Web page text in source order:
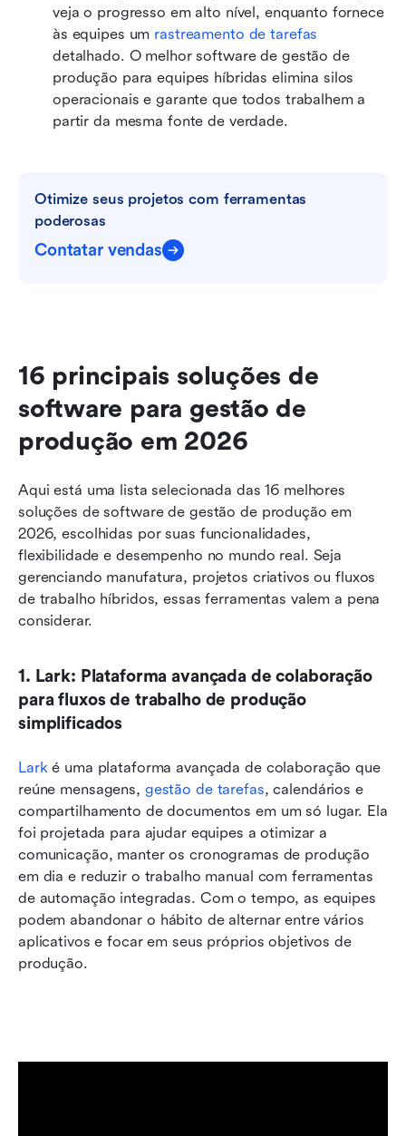
veja o progresso em alto nível, enquanto fornece
às equipes um rastreamento de tarefas
detalhado. O melhor software de gestão de
produção para equipes híbridas elimina silos
operacionais e garante que todos trabalhem a
partir da mesma fonte de verdade.
Otimize seus projetos com ferramentas
poderosas
Contatar vendas
16 principais soluções de
software para gestão de
produção em 2026
Aqui está uma lista selecionada das 16 melhores
soluções de software de gestão de produção em
2026, escolhidas por suas funcionalidades,
flexibilidade e desempenho no mundo real. Seja
gerenciando manufatura, projetos criativos ou fluxos
de trabalho híbridos, essas ferramentas valem a pena
considerar.
1. Lark: Plataforma avançada de colaboração
para fluxos de trabalho de produção
simplificados
Lark é uma plataforma avançada de colaboração que
reúne mensagens, gestão de tarefas, calendários e
compartilhamento de documentos em um só lugar. Ela
foi projetada para ajudar equipes a otimizar a
comunicação, manter os cronogramas de produção
em dia e reduzir o trabalho manual com ferramentas
de automação integradas. Com o tempo, as equipes
podem abandonar o hábito de alternar entre vários
aplicativos e focar em seus próprios objetivos de
produção.